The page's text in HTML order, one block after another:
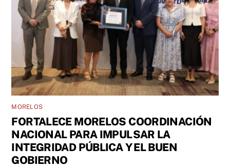
MORELOS
FORTALECE MORELOS COORDINACIÓN
NACIONAL PARA IMPULSAR LA
INTEGRIDAD PÚBLICA Y EL BUEN
GOBIERNO